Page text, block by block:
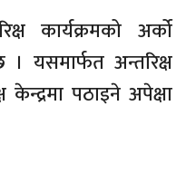
कार्यक्रमको अर्को
यसमार्फत अन्तरिक्ष
केन्द्रमा पठाइने अपेक्षा